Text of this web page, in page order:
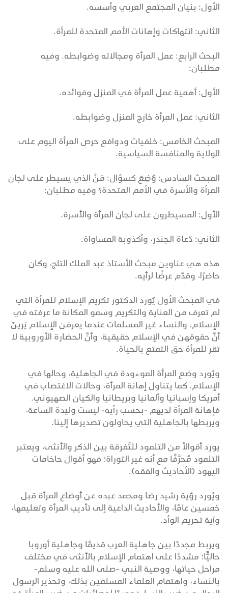
الأول: بنيان المجتمع العربي وأسسه.
الثاني: انتهاكات وإهانات الأمم المتحدة للمرأة.
البحث الرابع: عمل المرأة ومجالاته وضوابطه. وفيه
مطلبان:
الأول: أهمية عمل المرأة في المنزل وفوائده.
الثاني: عمل المرأة خارج المنزل وضوابطه.
المبحث الخامس: خلفيات ودوافع حرص المرأة اليوم على
الولاية والمنافسة السياسية.
المبحث السادس: وُضِعَ كسؤال: مَنْ الذي يسيطر على لجان
المرأة والأسرة في الأمم المتحدة؟ وفيه مطلبان:
الأول: المسيطرون على لجان المرأة والأسرة.
الثاني: دُعاة الجندر، وأكذوبة المساواة.
هذه هي عناوين مبحث الأستاذ عبد الملك التاج، وكان
حاضرًا، وقدّم عرضًا لرأيه.
في المبحث الأول يُورد الدكتور تكريم الإسلام للمرأة التي
لم تعرف من العناية والتكريم وسمو المكانة ما عرفته في
الإسلام. والنساء غير المسلمات عندما يعرفن الإسلام يَرينَ
أنَّ حقوقهن في الإسلام حقيقية، وأنَّ الحضارة الأوروبية لا
تقر للمرأة حق التمتع بالحياة.
ويُورد وضع المرأة الموءودة في الجاهلية، وحالها في
الإسلام. كما يتناول إهانة المرأة، وحالات الاغتصاب في
أمريكا وإسبانيا وألمانيا وبريطانيا والكيان الصهيوني.
فإهانة المرأة لديهم -بحسب رأيه- ليست وليدة الساعة،
ويربطها بالجاهلية التي يحاولون تصديرها إلينا.
يورد أقوالاً من التلمود للتّفرقة بين الذكر والأنثى، ويعتبر
التلمود مُحرَّفًا مع أنه غير التوراة؛ فهو أقوال حاخامات
اليهود (الأحاديث والفقه).
ويُورد رؤية رشيد رضا ومحمد عبده عن أوضاع المرأة قبل
خمسين عامًا، والأحاديث الداعية إلى تأديب المرأة وتعليمها،
وآية تحريم الوأد.
ويربط مجددًا بين جاهلية العرب قديمًا وجاهلية أوروبا
حاليًّا؛ مشددًا على اهتمام الإسلام بالأنثى في مختلف
مراحل حياتها، ووصية النبي -صلى الله عليه وسلم-
بالنساء، واهتمام العلماء المسلمين بذلك، وتحذير الرسول